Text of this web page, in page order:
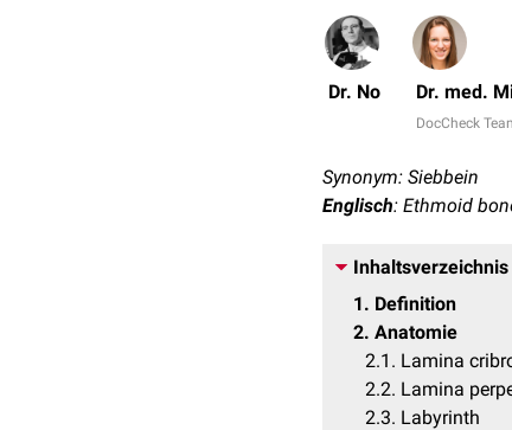
Dr. No Dr. med.
DocCheck
Synonym: Siebbein
Englisch: Ethmoid
Inhaltsverzeichnis
1
Definition
2 Anatomie
2.1
Lamina
2.2 Lamina
2.3 Labyrinth